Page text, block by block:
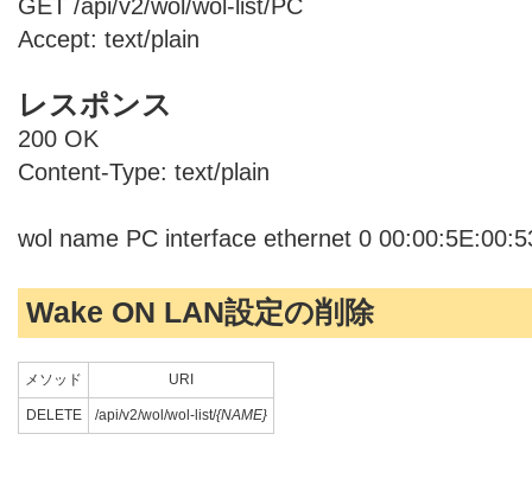
Accept: text/plain
レスポンス
200 OK
Content-Type: text/plain
wol name PC interface ethernet 0
Wake ON LAN設定の削除
メソッド URI
DELETE /api/v2/wol/wol-list/{NAME}